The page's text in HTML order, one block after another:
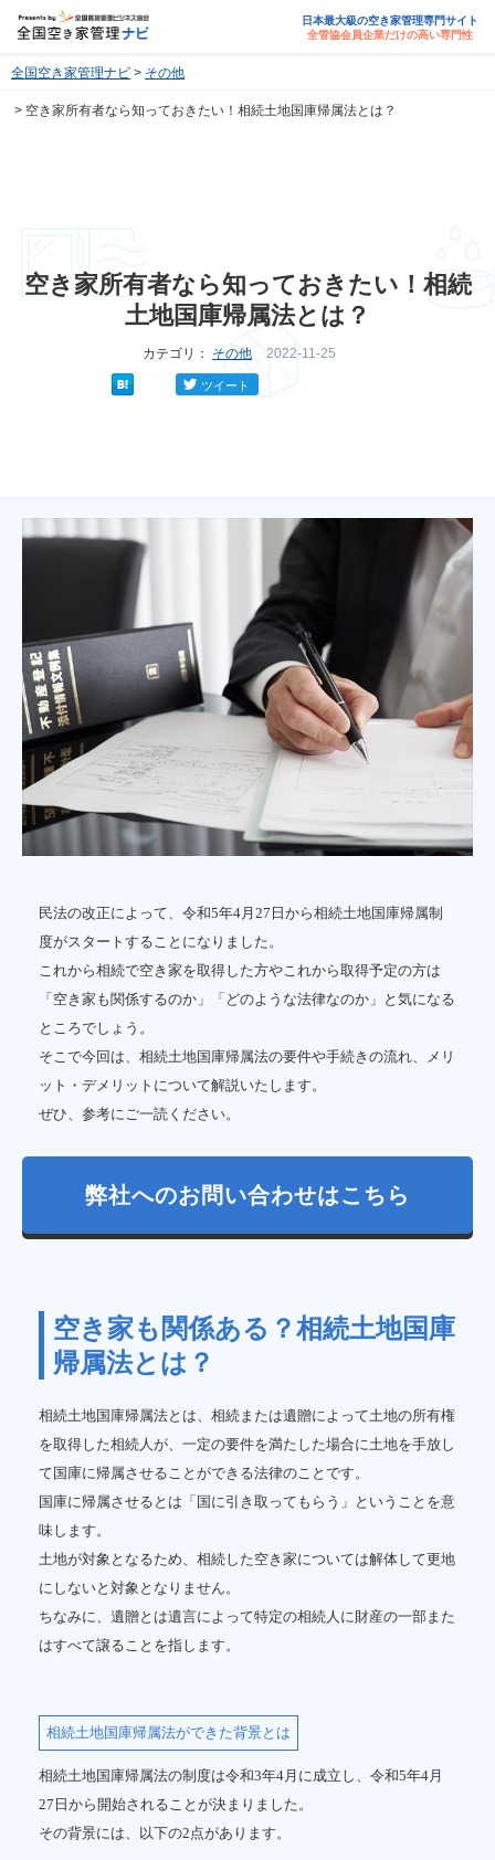
日本最大級の空き家管理専門サイト
全管協会員企業だけの高い専門性
全国空き家管理ナビ その他
空き家所有者なら知っておきたい！相続土地国庫帰属法とは？
空き家所有者なら知っておきたい！相続
土地国庫帰属法とは？
カテゴリ： その他 2022-11-25
民法の改正によって、令和5年4月27日から相続土地国庫帰属制
度がスタートすることになりました。
これから相続で空き家を取得した方やこれから取得予定の方は
「空き家も関係するのか」「どのような法律なのか」と気になる
ところでしょう。
そこで今回は、相続土地国庫帰属法の要件や手続きの流れ、メリ
ット・デメリットについて解説いたします。
ぜひ、参考にご一読ください。
弊社へのお問い合わせはこちら
空き家も関係ある？相続土地国庫
帰属法とは？
相続土地国庫帰属法とは、相続または遺贈によって土地の所有権
を取得した相続人が、一定の要件を満たした場合に土地を手放し
て国庫に帰属させることができる法律のことです。
国庫に帰属させるとは「国に引き取ってもらう」ということを意
味します。
土地が対象となるため、相続した空き家については解体して更地
にしないと対象となりません。
ちなみに、遺贈とは遺言によって特定の相続人に財産の一部また
はすべて譲ることを指します。
相続土地国庫帰属法ができた背景とは
相続土地国庫帰属法の制度は令和3年4月に成立し、令和5年4月
27日から開始されることが決まりました。
その背景には、以下の2点があります。